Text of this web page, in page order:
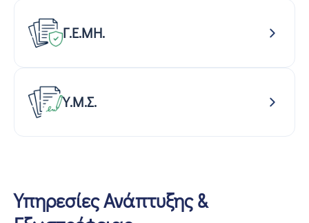
Γ.Ε.ΜΗ.
Υ.Μ.Σ.
Υπηρεσίες Ανάπτυξης &